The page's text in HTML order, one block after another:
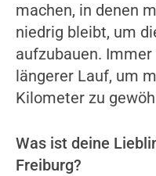
machen, in denen
niedrig bleibt, um
aufzubauen.
längerer Lauf, um
Kilometer zu
Was ist deine
Freiburg?